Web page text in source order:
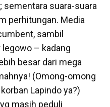
sementara suara-suara
perhitungan. Media
sambil
– kadang
besar dari mega
(Omong-omong
Lapindo ya?)
masih peduli